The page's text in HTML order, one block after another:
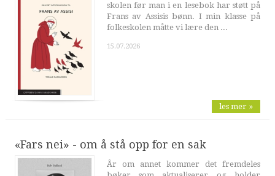
skolen før man i en lesebok har støtt på
Frans av Assisis bønn. I min klasse på
folkeskolen måtte vi lære den ...
15.07.2026
les mer »
«Fars nei» - om å stå opp for en sak
År om annet kommer det fremdeles